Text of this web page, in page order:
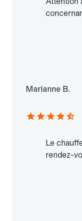
Marianne B.
Le
rendez-